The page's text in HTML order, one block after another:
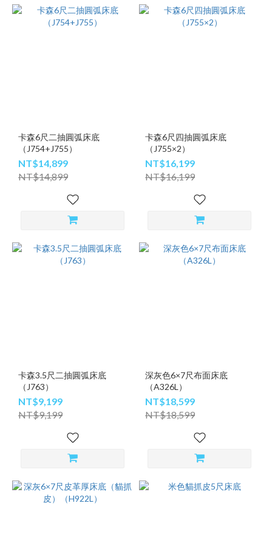
卡森6尺二抽圓弧床底
（J754+J755）
NT$14,899
NT$14,899
卡森6尺四抽圓弧床底
（J755×2）
NT$16,199
NT$16,199
卡森3.5尺二抽圓弧床底
（J763）
NT$9,199
NT$9,199
深灰色6×7尺布面床底
（A326L）
NT$18,599
NT$18,599